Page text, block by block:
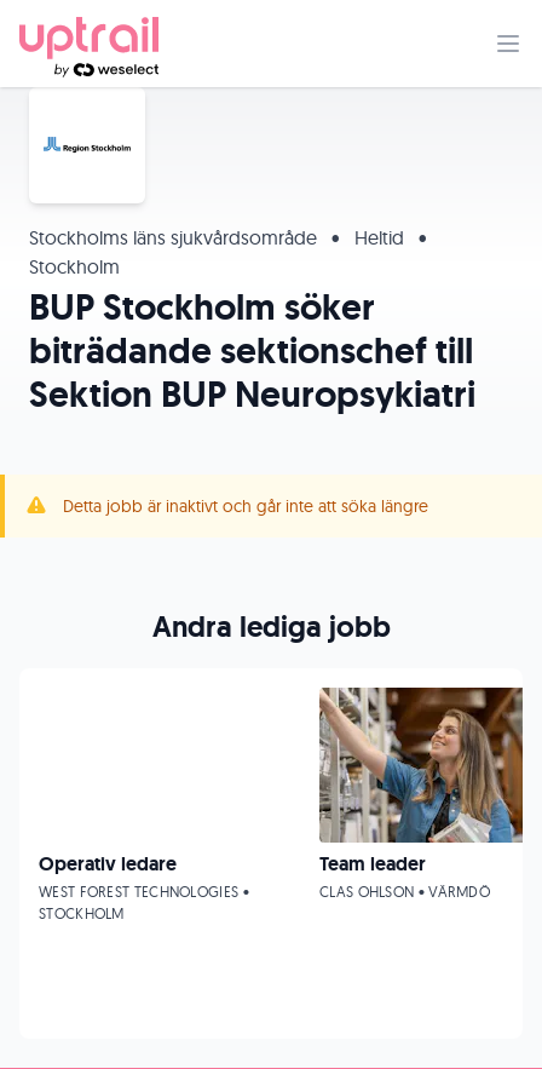
Stockholms läns sjukvårdsområde • Heltid
•
Stockholm
BUP Stockholm söker
biträdande sektionschef till
Sektion BUP Neuropsykiatri
Detta jobb är inaktivt och går inte att söka längre
Andra lediga jobb
Operativ ledare
WEST FOREST TECHNOLOGIES •
STOCKHOLM
Team leader
CLAS OHLSON • VÄRMDÖ